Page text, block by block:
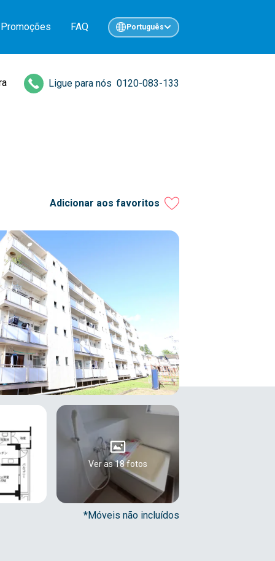
Promoções FAQ Português
Ligue para nós 0120-083-133
Adicionar aos favoritos
Ver as 18 fotos
*Móveis não incluídos